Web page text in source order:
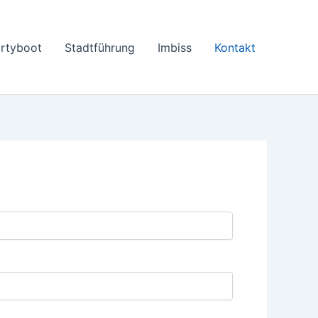
Stadtführung Imbiss Kontakt